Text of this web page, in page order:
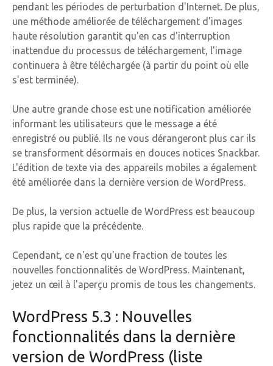
pendant les périodes de perturbation d'Internet. De plus,
une méthode améliorée de téléchargement d'images
haute résolution garantit qu'en cas d'interruption
inattendue du processus de téléchargement, l'image
continuera à être téléchargée (à partir du point où elle
s'est terminée).
Une autre grande chose est une notification améliorée
informant les utilisateurs que le message a été
enregistré ou publié. Ils ne vous dérangeront plus car ils
se transforment désormais en douces notices Snackbar.
L'édition de texte via des appareils mobiles a également
été améliorée dans la dernière version de WordPress.
De plus, la version actuelle de WordPress est beaucoup
plus rapide que la précédente.
Cependant, ce n'est qu'une fraction de toutes les
nouvelles fonctionnalités de WordPress. Maintenant,
jetez un œil à l'aperçu promis de tous les changements.
WordPress 5.3 : Nouvelles
fonctionnalités dans la dernière
version de WordPress (liste